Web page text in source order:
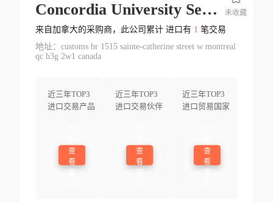
Concordia University Secam International
来自加拿大的采购商，此公司累计 进口有 1 笔交易
地址：customs br 1515 sainte-catherine street w montreal
qc h3g 2w1 canada
近三年TOP3
进口交易产品
查
看
近三年TOP3
进口交易伙伴
查
看
近三年TOP3
进口贸易国家
查
看
未收藏